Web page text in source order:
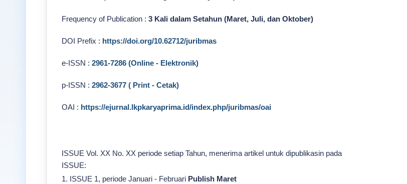
Frequency of Publication : 3 Kali dalam Setahun (Maret, Juli, dan Oktober)
DOI Prefix : https://doi.org/10.62712/juribmas
e-ISSN : 2961-7286 (Online - Elektronik)
p-ISSN : 2962-3677 ( Print - Cetak)
OAI : https://ejurnal.lkpkaryaprima.id/index.php/juribmas/oai
ISSUE Vol. XX No. XX periode setiap Tahun, menerima artikel untuk dipublikasin pada
ISSUE:
1. ISSUE 1, periode Januari - Februari Publish Maret